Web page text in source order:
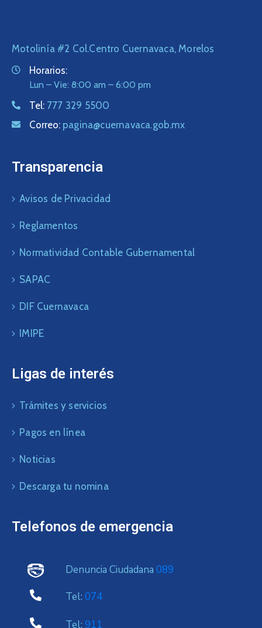
Motolinía #2 Col.Centro Cuernavaca, Morelos
Horarios:
Lun – Vie: 8:00 am – 6:00 pm
Tel: 777 329 5500
Correo: pagina@cuernavaca.gob.mx
Transparencia
Avisos de Privacidad
Reglamentos
Normatividad Contable Gubernamental
SAPAC
DIF Cuernavaca
IMIPE
Ligas de interés
Trámites y servicios
Pagos en línea
Noticias
Descarga tu nomina
Telefonos de emergencia
Denuncia Ciudadana 089
Tel: 074
Tel: 911